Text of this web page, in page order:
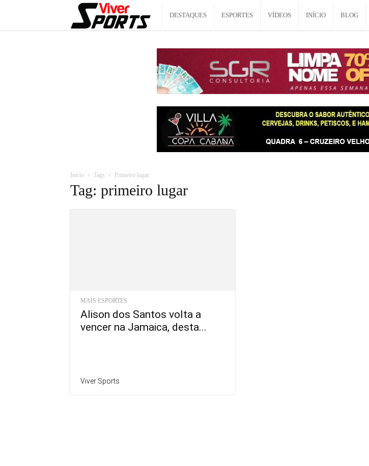
Viver
DESTAQUES ESPORTES VÍDEOS INÍCIO BLOG
Início Tags Primeiro lugar
Tag: primeiro lugar
MAIS ESPORTES
Alison dos Santos volta a
vencer na Jamaica, desta...
Viver Sports